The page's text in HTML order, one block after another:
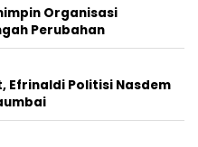
Organisasi
Perubahan
Efrinaldi Politisi Nasdem